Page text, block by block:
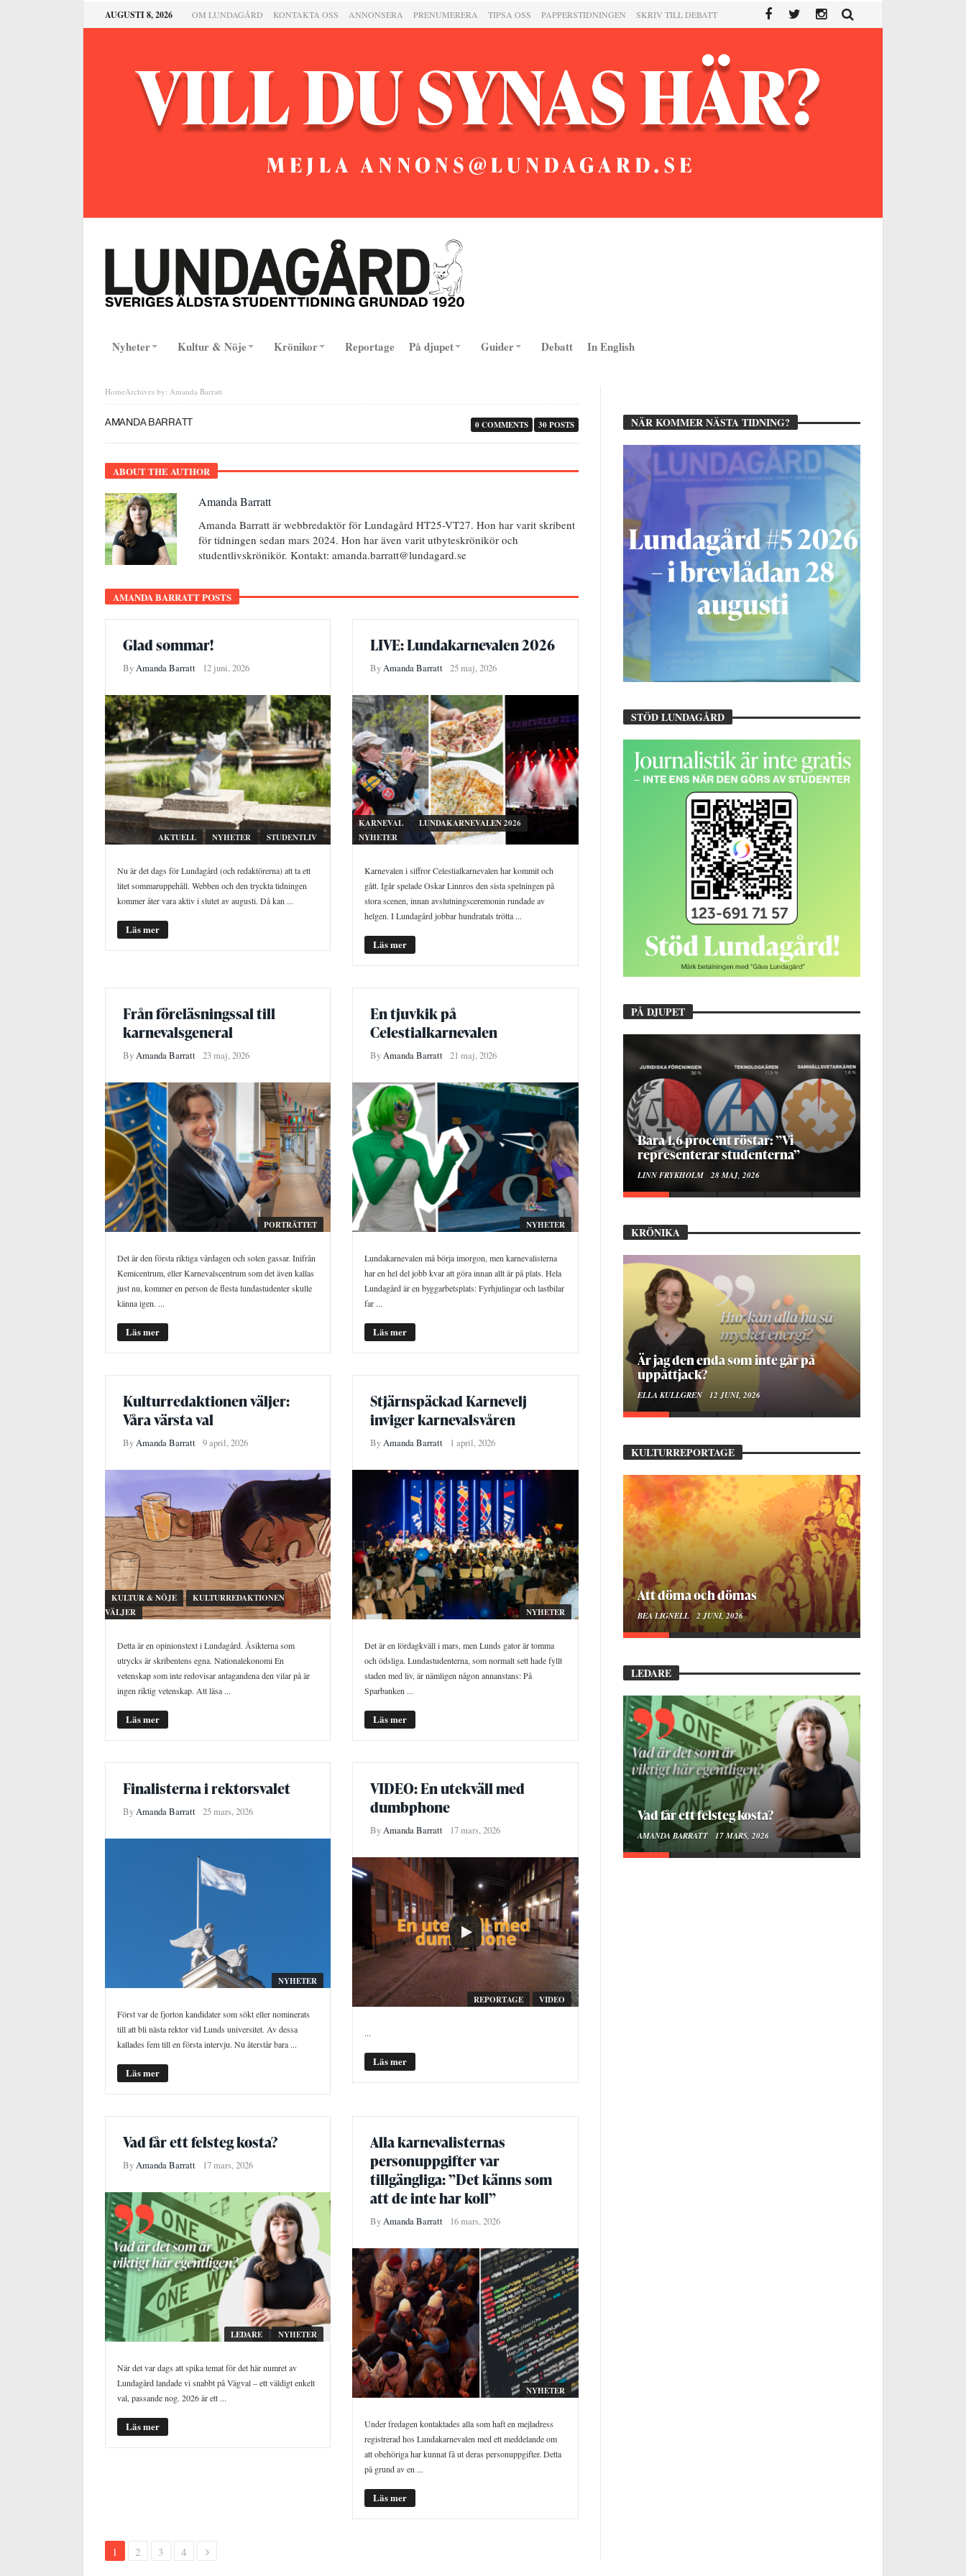
AUGUSTI 8, 2026 OM LUNDAGÅRD KONTAKTA OSS ANNONSERA PRENUMERERA TIPSA OSS PAPPERSTIDNINGEN SKRIV TILL DEBATT
Nyheter Kultur & Nöje Krönikor Reportage På djupet Guider Debatt In English
HomeArchives by: Amanda Barratt
AMANDA BARRATT 30 POSTS
0 COMMENTS
ABOUT THE AUTHOR
Amanda Barratt
Amanda Barratt är webbredaktör för Lundagård HT25-VT27. Hon har varit skribent
för tidningen sedan mars 2024. Hon har även varit utbyteskrönikör och
studentlivskrönikör. Kontakt: amanda.barratt@lundagard.se
AMANDA BARRATT POSTS
Glad sommar!
ByAmanda Barratt 12 juni, 2026
AKTUELL NYHETER STUDENTLIV
Nu är det dags för Lundagård (och redaktörerna) att ta ett
litet sommaruppehåll. Webben och den tryckta tidningen
kommer åter vara aktiv i slutet av augusti. Då kan ...
Läs mer
LIVE: Lundakarnevalen 2026
ByAmanda Barratt 25 maj, 2026
KARNEVAL
LUNDAKARNEVALEN 2026
NYHETER
Karnevalen i siffror Celestialkarnevalen har kommit och
gått. Igår spelade Oskar Linnros den sista spelningen på
stora scenen, innan avslutningsceremonin rundade av
helgen. I Lundagård jobbar hundratals trötta ...
Läs mer
Från föreläsningssal till
karnevalsgeneral
ByAmanda Barratt 23 maj, 2026
PORTRÄTTET
Det är den första riktiga vårdagen och solen gassar. Inifrån
Kemicentrum, eller Karnevalscentrum som det även kallas
just nu, kommer en person de flesta lundastudenter skulle
känna igen. ...
Läs mer
En tjuvkik på
Celestialkarnevalen
ByAmanda Barratt 21 maj, 2026
NYHETER
Lundakarnevalen må börja imorgon, men karnevalisterna
har en hel del jobb kvar att göra innan allt är på plats. Hela
Lundagård är en byggarbetsplats: Fyrhjulingar och lastbilar
far ...
Läs mer
Kulturredaktionen väljer:
Våra värsta val
ByAmanda Barratt 9 april, 2026
KULTUR & NÖJE
KULTURREDAKTIONEN
VÄLJER
Detta är en opinionstext i Lundagård. Åsikterna som
utrycks är skribentens egna. Nationalekonomi En
vetenskap som inte redovisar antagandena den vilar på är
ingen riktig vetenskap. Att läsa ...
Läs mer
Stjärnspäckad Karnevelj
inviger karnevalsvåren
ByAmanda Barratt 1 april, 2026
NYHETER
Det är en lördagkväll i mars, men Lunds gator är tomma
och ödsliga. Lundastudenterna, som normalt sett hade fyllt
staden med liv, är nämligen någon annanstans: På
Sparbanken ...
Läs mer
Finalisterna i rektorsvalet
ByAmanda Barratt 25 mars, 2026
NYHETER
Först var de fjorton kandidater som sökt eller nominerats
till att bli nästa rektor vid Lunds universitet. Av dessa
kallades fem till en första intervju. Nu återstår bara ...
Läs mer
VIDEO: En utekväll med
dumbphone
ByAmanda Barratt 17 mars, 2026
REPORTAGE VIDEO
...
Läs mer
Vad får ett felsteg kosta?
ByAmanda Barratt 17 mars, 2026
LEDARE NYHETER
När det var dags att spika temat för det här numret av
Lundagård landade vi snabbt på Vägval – ett väldigt enkelt
val, passande nog. 2026 är ett ...
Läs mer
Alla karnevalisternas
personuppgifter var
tillgängliga: ”Det känns som
att de inte har koll”
ByAmanda Barratt 16 mars, 2026
NYHETER
Under fredagen kontaktades alla som haft en mejladress
registrerad hos Lundakarnevalen med ett meddelande om
att obehöriga har kunnat få ut deras personuppgifter. Detta
på grund av en ...
Läs mer
1 2 3 4
NÄR KOMMER NÄSTA TIDNING?
STÖD LUNDAGÅRD
PÅ DJUPET
Bara 1,6 procent röstar: ”Vi
representerar studenterna”
LINN FRYKHOLM 28 MAJ, 2026
KRÖNIKA
Är jag den enda som inte går på
uppåttjack?
ELLA KULLGREN 12 JUNI, 2026
KULTURREPORTAGE
Att döma och dömas
BEA LIGNELL 2 JUNI, 2026
LEDARE
Vad får ett felsteg kosta?
AMANDA BARRATT 17 MARS, 2026